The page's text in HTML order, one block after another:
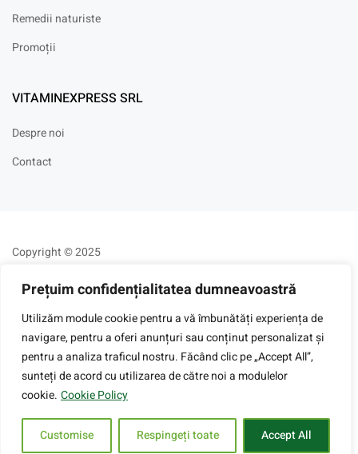
Prețuim confidențialitatea dumneavoastră
Utilizăm module cookie pentru a vă îmbunătăți experiența de
navigare, pentru a oferi anunțuri sau conținut personalizat și
pentru a analiza traficul nostru. Făcând clic pe „Accept All”,
sunteți de acord cu utilizarea de către noi a modulelor
cookie. Cookie Policy
Customise Respingeți toate Accept All
Remedii naturiste
Promoții
VITAMINEXPRESS SRL
Despre noi
Contact
Copyright © 2025